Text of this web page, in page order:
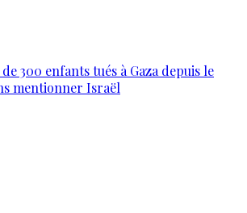
300 enfants tués à Gaza depuis le
mentionner Israël